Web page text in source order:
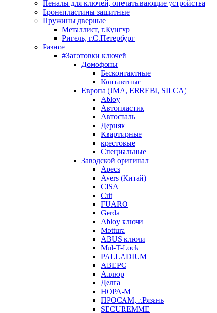
Пеналы для ключей, опечатывающие устройства
Бронепластины защитные
Пружины дверные
Металлист, г.Кунгур
Ригель, г.С.Петербург
Разное
#Заготовки ключей
Домофоны
Бесконтактные
Контактные
Европа (JMA, ERREBI, SILCA)
Abloy
Автопластик
Автосталь
Дерняк
Квартирные
крестовые
Специальные
Заводской оригинал
Apecs
Avers (Китай)
CISA
Crit
FUARO
Gerda
Abloy ключи
Mottura
ABUS ключи
Mul-T-Lock
PALLADIUM
АВЕРС
Аллюр
Делга
НОРА-М
ПРОСАМ, г.Рязань
SECUREMME